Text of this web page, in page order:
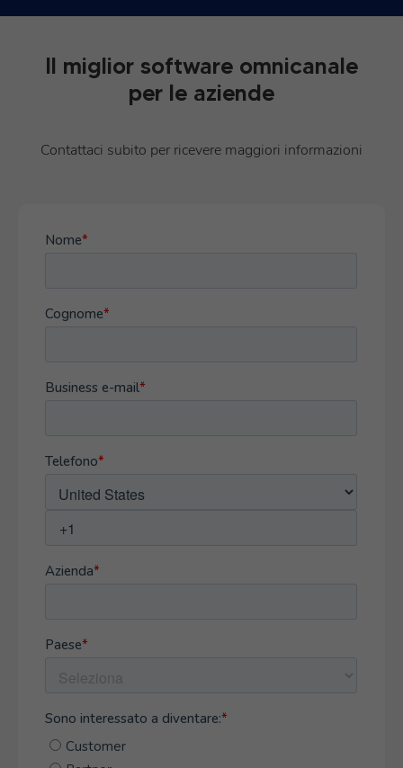
Il miglior software omnicanale
per le aziende
Contattaci subito per ricevere maggiori informazioni